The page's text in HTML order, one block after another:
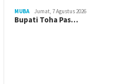
MUBA Jumat, 7 Agustus 2026
Bupati Toha Pas…